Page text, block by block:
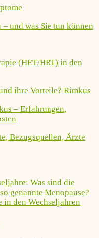
und was Sie tun können
(HET/HRT) in den
ihre Vorteile? Rimkus
– Erfahrungen,
Bezugsquellen, Ärzte
Was sind die
genannte Menopause?
in den Wechseljahren